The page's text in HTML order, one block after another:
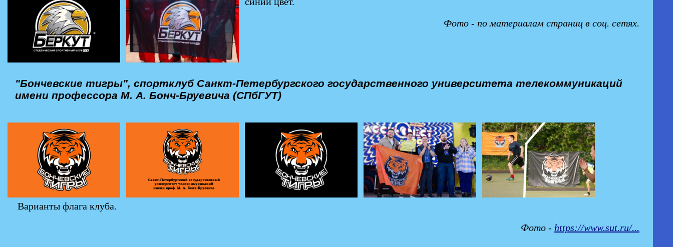
Фото - по материалам страниц в соц. сетях.
"Бончевские тигры", спортклуб Санкт-Петербургского государственного университета телекоммуникаций
имени профессора М. А. Бонч-Бруевича (СПбГУТ)
Варианты флага клуба.
Фото - https://www.sut.ru/...